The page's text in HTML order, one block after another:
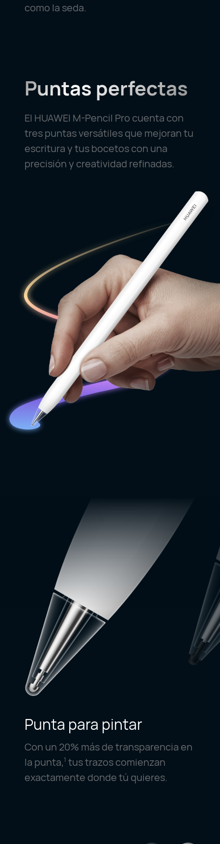
como la seda.
Puntas perfectas
El HUAWEI M-Pencil Pro cuenta con
tres puntas versátiles que mejoran tu
escritura y tus bocetos con una
precisión y creatividad refinadas.
Punta para pintar
Con un 20% más de transparencia en
la punta,1 tus trazos comienzan
exactamente donde tú quieres.